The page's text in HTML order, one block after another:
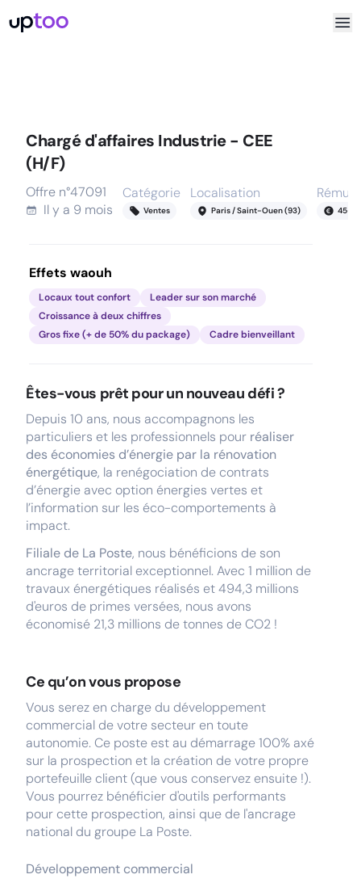
Chargé d'affaires Industrie - CEE
(H/F)
Offre n°47091
Il y a 9 mois
Catégorie
Ventes
Localisation
Paris / Saint-Ouen (93) 45-
Effets waouh
Locaux tout confort
Leader sur son marché
Croissance à deux chiffres
Gros fixe (+ de 50% du package)
Cadre bienveillant
Êtes-vous prêt pour un nouveau défi ?
Depuis 10 ans, nous accompagnons les
particuliers et les professionnels pour réaliser
des économies d’énergie par la rénovation
énergétique, la renégociation de contrats
d’énergie avec option énergies vertes et
l’information sur les éco-comportements à
impact.
Filiale de La Poste, nous bénéficions de son
ancrage territorial exceptionnel. Avec 1 million de
travaux énergétiques réalisés et 494,3 millions
d'euros de primes versées, nous avons
économisé 21,3 millions de tonnes de CO2 !
Ce qu’on vous propose
Vous serez en charge du développement
commercial de votre secteur en toute
autonomie. Ce poste est au démarrage 100% axé
sur la prospection et la création de votre propre
portefeuille client (que vous conservez ensuite !).
Vous pourrez bénéficier d'outils performants
pour cette prospection, ainsi que de l'ancrage
national du groupe La Poste.
Développement commercial